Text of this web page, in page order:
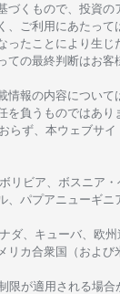
づくもので、 投資の
く、 ご利用に あたって
ったことにより 生じ
ての最終判断はお客
情報の内容について
を負うものではあり
らず、 本ウェブサイ
リビア、 ボスニア ・
パプアニューギニ
ダ、キューバ、 欧州
リカ合衆国 （および
限が適用さ れる場合